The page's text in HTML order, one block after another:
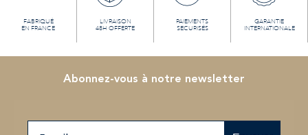
FABRIQUÉ
EN FRANCE
LIVRAISON
48H OFFERTE
PAIEMENTS
SECURISÉS
GARANTIE
INTERNATIONALE
Abonnez-vous à notre newsletter